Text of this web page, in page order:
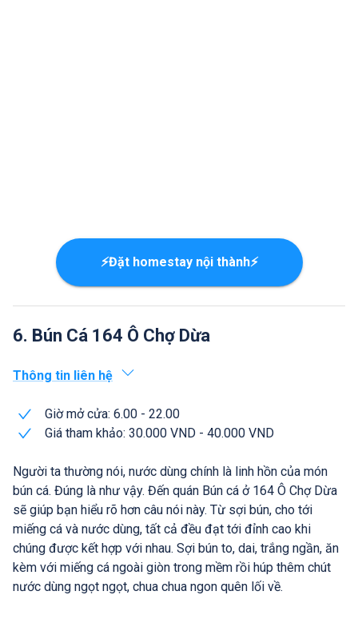
⚡Đặt homestay nội thành⚡
6. Bún Cá 164 Ô Chợ Dừa
Thông tin liên hệ
Giờ mở cửa: 6.00 - 22.00
Giá tham khảo: 30.000 VND - 40.000 VND
Người ta thường nói, nước dùng chính là linh hồn của món
bún cá. Đúng là như vậy. Đến quán Bún cá ở 164 Ô Chợ Dừa
sẽ giúp bạn hiểu rõ hơn câu nói này. Từ sợi bún, cho tới
miếng cá và nước dùng, tất cả đều đạt tới đỉnh cao khi
chúng được kết hợp với nhau. Sợi bún to, dai, trắng ngần, ăn
kèm với miếng cá ngoài giòn trong mềm rồi húp thêm chút
nước dùng ngọt ngọt, chua chua ngon quên lối về.